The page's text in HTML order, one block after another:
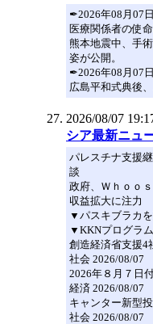
✒2026年08月07
医療関係者の使
熊本地震中、手
姿が公開。
✒2026年08月07
広島平和式典後
2026/08/07
シア最新ニュ
パレスチナ支援
談
政府、Ｗｈｏｏ
収益拡大に注力
▼パスキブラカ
▼KKNプログラ
創造経済省支援
社会 2026/08/07
2026年８月７日
経済 2026/08/07
キャンター新型
社会 2026/08/07